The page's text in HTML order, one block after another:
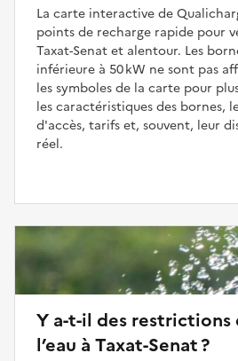
La carte interactive de
points de recharge rapide pour
Taxat-Senat et alentour. Les
inférieure à 50 kW ne sont pas
les symboles de la carte pour
les caractéristiques des bornes,
d'accès, tarifs et, souvent, leur
réel.
Y a-t-il des restrictions
l’eau à Taxat-Senat ?